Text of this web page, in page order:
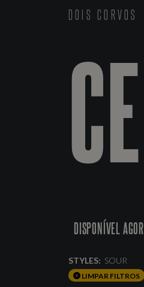
DOIS CORVOS
DISPONÍVEL
STYLES: SOUR
LIMPAR FILTROS